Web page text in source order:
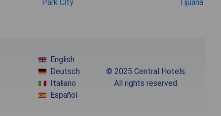
Park City
Tijuana
English
Deutsch
Italiano
Español
© 2025 Central Hotels.
All rights reserved.